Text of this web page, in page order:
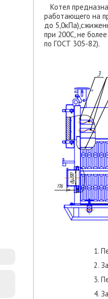
Котел
работающего на
до
при 200С, не
по ГОСТ 305-82).
1.
2.
3.
4.